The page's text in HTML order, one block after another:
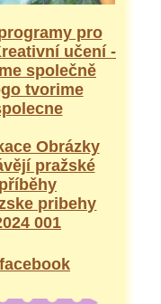
pro
učení -
společně
Obrázky
pražské
příběhy